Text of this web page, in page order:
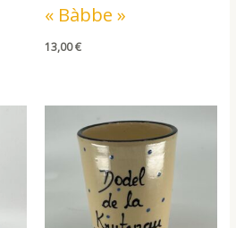
« Bàbbe »
13,00€